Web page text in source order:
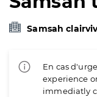
Samsah
En cas
experience
immediatly